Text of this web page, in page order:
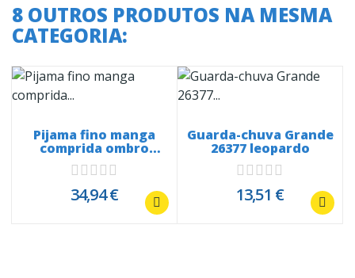
8 OUTROS PRODUTOS NA MESMA
CATEGORIA:
Pijama fino manga
comprida ombro
rendado e...
34,94 €
Guarda-chuva Grande
26377 leopardo
13,51 €